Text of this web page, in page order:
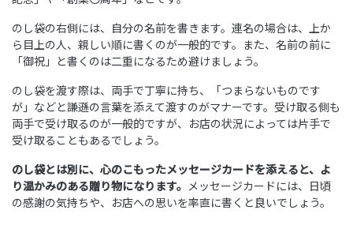
のし袋の右側には、自分の名前を書きます。連名の場合は、上か
ら目上の人、親しい順に書くのが一般的です。また、名前の前に
「御祝」と書くのは二重になるため避けましょう。
のし袋を渡す際は、両手で丁寧に持ち、「つまらないものです
が」などと謙遜の言葉を添えて渡すのがマナーです。受け取る側も
両手で受け取るのが一般的ですが、お店の状況によっては片手で
受け取ることもあるでしょう。
のし袋とは別に、心のこもったメッセージカードを添えると、よ
り温かみのある贈り物になります。 メッセージカードには、日頃
の感謝の気持ちや、お店への思いを率直に書くと良いでしょう。